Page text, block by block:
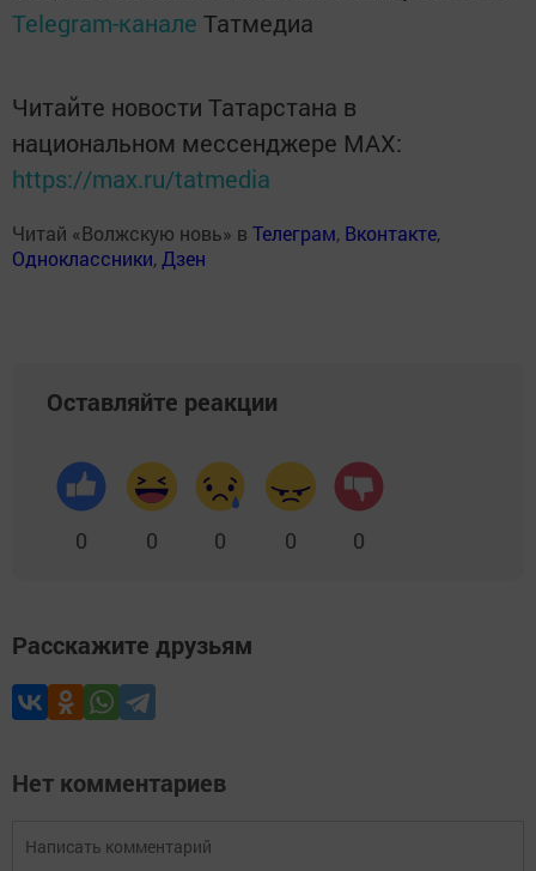
Telegram-канале Татмедиа
Читайте новости Татарстана в
национальном мессенджере MАХ:
https://max.ru/tatmedia
Читай «Волжскую новь» в Телеграм, Вконтакте,
Одноклассники, Дзен
Оставляйте реакции
0 0 0 0 0
Расскажите друзьям
Нет комментариев